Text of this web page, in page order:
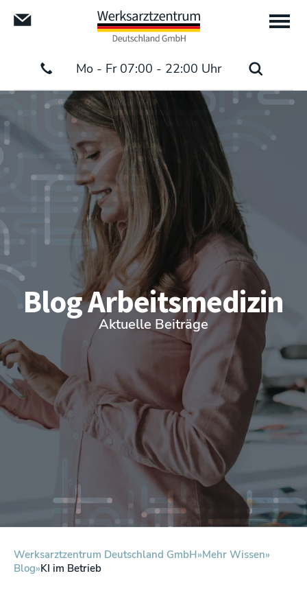
Mo - Fr 07:00 - 22:00 Uhr
Blog Arbeitsmedizin
Aktuelle Beiträge
Werksarztzentrum Deutschland GmbH Mehr Wissen
Blog KI im Betrieb